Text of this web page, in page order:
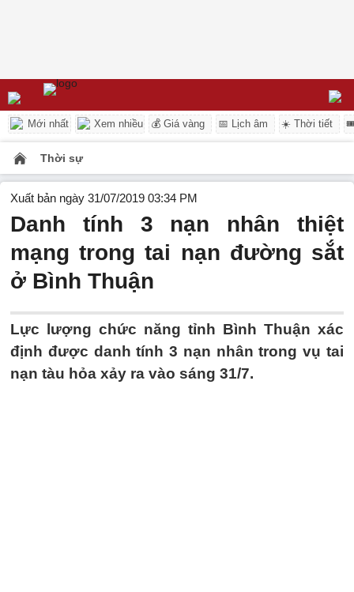
Mới nhất Xem nhiều 💰 Giá vàng 📅 Lịch âm ☀️ Thời tiết
Thời sự
Xuất bản ngày 31/07/2019 03:34 PM
Danh tính 3 nạn nhân thiệt
mạng trong tai nạn đường sắt
ở Bình Thuận
Lực lượng chức năng tỉnh Bình Thuận xác
định được danh tính 3 nạn nhân trong vụ tai
nạn tàu hỏa xảy ra vào sáng 31/7.